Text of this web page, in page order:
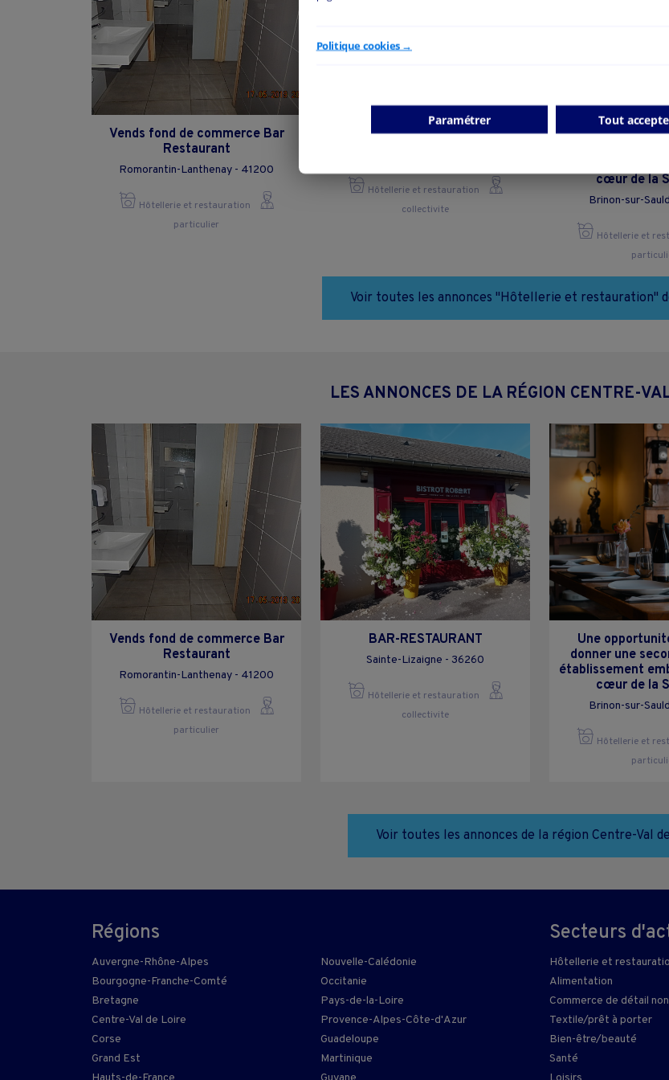
Vends fond de commerce Bar
Restaurant
Romorantin-Lanthenay - 41200
Hôtellerie et restauration
particulier
BAR-RESTAURANT
Hôtellerie et restauration
collectivite
Une
cœur de la
Brinon-sur-
Hôtellerie et
Voir toutes les annonces "Hôtellerie et restauration"
LES ANNONCES DE LA RÉGION CENTRE-
Vends fond de commerce Bar
Restaurant
Romorantin-Lanthenay - 41200
Hôtellerie et restauration
particulier
BAR-RESTAURANT
Sainte-Lizaigne - 36260
Hôtellerie et restauration
collectivite
Une
donner une
établissement
cœur de la
Brinon-sur-
Hôtellerie et
Voir toutes les annonces de la région Centre-Val
Régions
Auvergne-Rhône-Alpes
Bourgogne-Franche-Comté
Bretagne
Centre-Val de Loire
Corse
Grand Est
Nouvelle-Calédonie
Occitanie
Pays-de-la-Loire
Provence-Alpes-Côte-d'Azur
Guadeloupe
Martinique
Secteurs
Hôtellerie et
Alimentation
Commerce de détail
Textile/prêt à porter
Bien-être/beauté
Santé
Politique cookies →
Paramétrer Tout